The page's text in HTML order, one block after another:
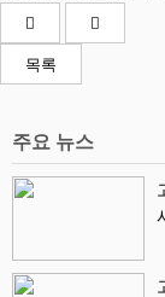
목록
주요 뉴스